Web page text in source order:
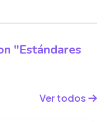
"Estándares
Ver todos